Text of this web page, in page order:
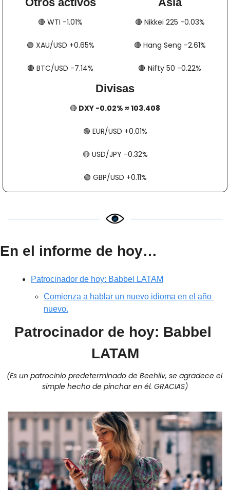
🔴 ​​​​ WTI -1.01%
🟢 ​​​​ XAU/USD +0.65%
🔴 ​​​​ BTC/USD -7.14%
🔴​​​​ Nikkei 225 -0.03%
🔴​​​​ Hang Seng -2.61%
🔴 ​​​  Nifty 50 -0.22%
Divisas
🔴 DXY -0.02% ≈ 103.408
🟢 ​​​​ EUR/USD +0.01%
🔴​​​​ USD/JPY -0.32%
🟢 ​​​​ GBP/USD +0.11%
En el informe de hoy…
Patrocinador de hoy: Babbel LATAM
Comienza a hablar un nuevo idioma en el año
nuevo.
Patrocinador de hoy: Babbel
LATAM
(Es un patrocinio predeterminado de Beehiiv, se agradece el
simple hecho de pinchar en él. GRACIAS)